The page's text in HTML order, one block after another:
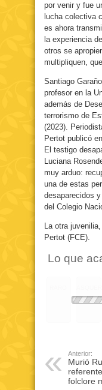
por venir y fue
lucha colectiva
es ahora
la experiencia
otros se
multipliquen,
Santiago
profesor en la
además de
terrorismo de
(2023).
Pertot publicó
El testigo
Luciana
muy arduo:
una de estas
desaparecidos
del Colegio
La otra
Pertot (FCE).
Lo que
Anterior:
Murió
folclore